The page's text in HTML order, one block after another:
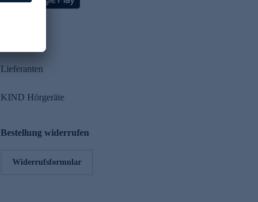
Lieferanten
KIND Hörgeräte
Bestellung widerrufen
Widerrufsformular